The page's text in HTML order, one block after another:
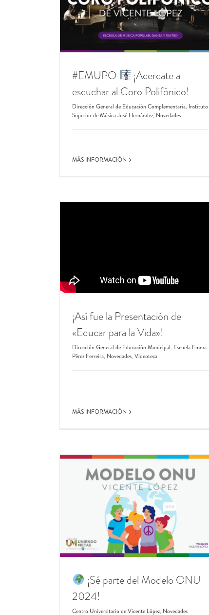
#EMUPO
¡Acercate a
escuchar al Coro Polifónico!
Dirección General de Educación Complementaria, Instituto
Superior de Música José Hernández, Novedades
MÁS INFORMACIÓN
¡Así fue la Presentación de
«Educar para la Vida»!
Dirección General de Educación Municipal, Escuela Emma
Pérez Ferreira, Novedades, Videoteca
MÁS INFORMACIÓN
Pérez Ferreira
Novedades
¡Sé parte del Modelo ONU
2024!
Centro Universitario de Vicente López, Novedades